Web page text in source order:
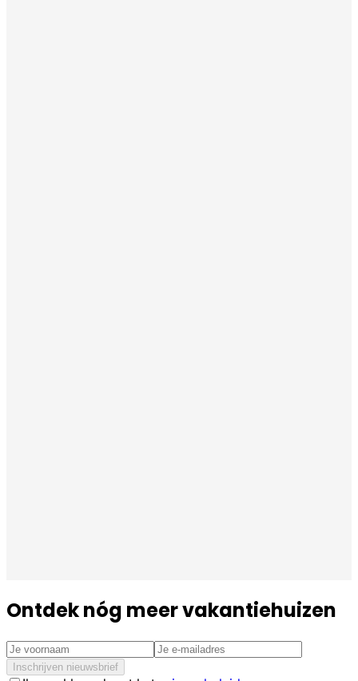
Ontdek nóg meer vakantiehuizen
Inschrijven nieuwsbrief